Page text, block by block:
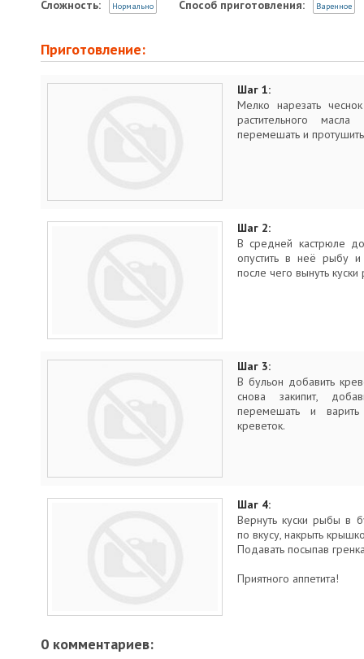
Сложность: Нормально Способ приготовления: Варенное
Приготовление:
Шаг 1:
Мелко нарезать
растительного
перемешать и
Шаг 2:
В средней кастрюле
опустить в неё рыбу и
после чего вынуть
Шаг 3:
В бульон добавить
снова закипит,
перемешать и
креветок.
Шаг 4:
Вернуть куски рыбы в
по вкусу, накрыть
Подавать посыпав
Приятного аппетита!
0 комментариев: